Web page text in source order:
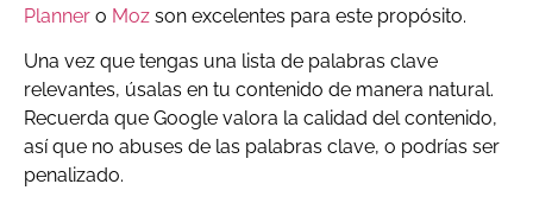
Planner o Moz son excelentes para este propósito.
Una vez que tengas una lista de palabras clave
relevantes, úsalas en tu contenido de manera natural.
Recuerda que Google valora la calidad del contenido,
así que no abuses de las palabras clave, o podrías ser
penalizado.